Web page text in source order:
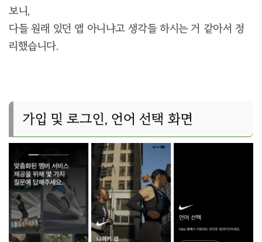
보니,
다들 원래 있던 앱 아니냐고 생각들 하시는 거 같아서 정
리했습니다.
가입 및 로그인, 언어 선택 화면